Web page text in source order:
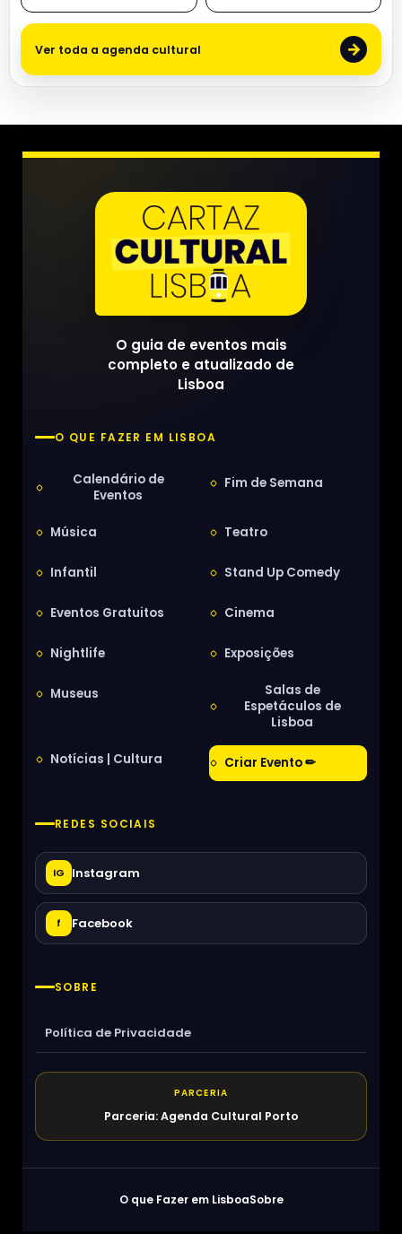
Ver toda a agenda cultural →
O guia de eventos mais
completo e atualizado de
Lisboa
O QUE FAZER EM LISBOA
Calendário de
Eventos
Fim de Semana
Música Teatro
Infantil Stand Up Comedy
Eventos Gratuitos Cinema
Nightlife Exposições
Museus
Salas de
Espetáculos de
Lisboa
Notícias | Cultura Criar Evento ✏
REDES SOCIAIS
IG Instagram
f Facebook
SOBRE
Política de Privacidade
PARCERIA
Parceria: Agenda Cultural Porto
O que Fazer em LisboaSobre